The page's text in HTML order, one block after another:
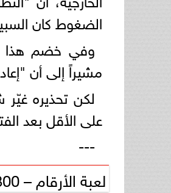
الضغوط كان
وفي خضم هذا
مشيراً إلى أن
لكن تحذيره
على الأقل بعد
---
لعبة الأرقام – 300 مليار دولار بين النفي والإقرار